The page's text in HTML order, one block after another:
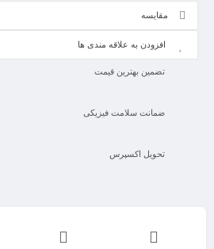
مقایسه
افزودن به علاقه مندی ها
تضمین بهترین قیمت
ضمانت سلامت فیزیکی
تحویل اکسپرس